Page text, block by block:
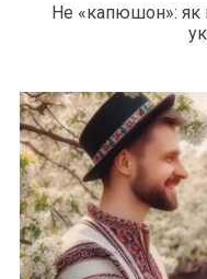
Не «капюшон»: як